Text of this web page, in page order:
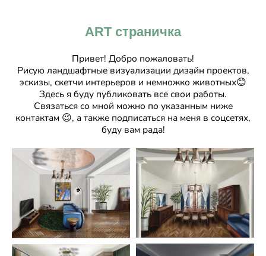
ART страничка
Привет! Добро пожаловать!
Рисую ландшафтные визуализации дизайн проектов,
эскизы, скетчи интерьеров и немножко животных😊
Здесь я буду публиковать все свои работы.
Связаться со мной можно по указанным ниже
контактам 😉, а также подписаться на меня в соцсетях,
буду вам рада!